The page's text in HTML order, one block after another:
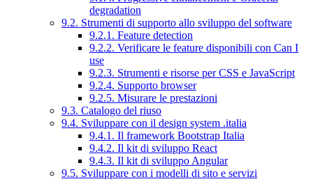
degradation
9.2. Strumenti di supporto allo sviluppo del software
9.2.1. Feature detection
9.2.2. Verificare le feature disponibili con Can I
use
9.2.3. Strumenti e risorse per CSS e JavaScript
9.2.4. Supporto browser
9.2.5. Misurare le prestazioni
9.3. Catalogo del riuso
9.4. Sviluppare con il design system .italia
9.4.1. Il framework Bootstrap Italia
9.4.2. Il kit di sviluppo React
9.4.3. Il kit di sviluppo Angular
9.5. Sviluppare con i modelli di sito e servizi